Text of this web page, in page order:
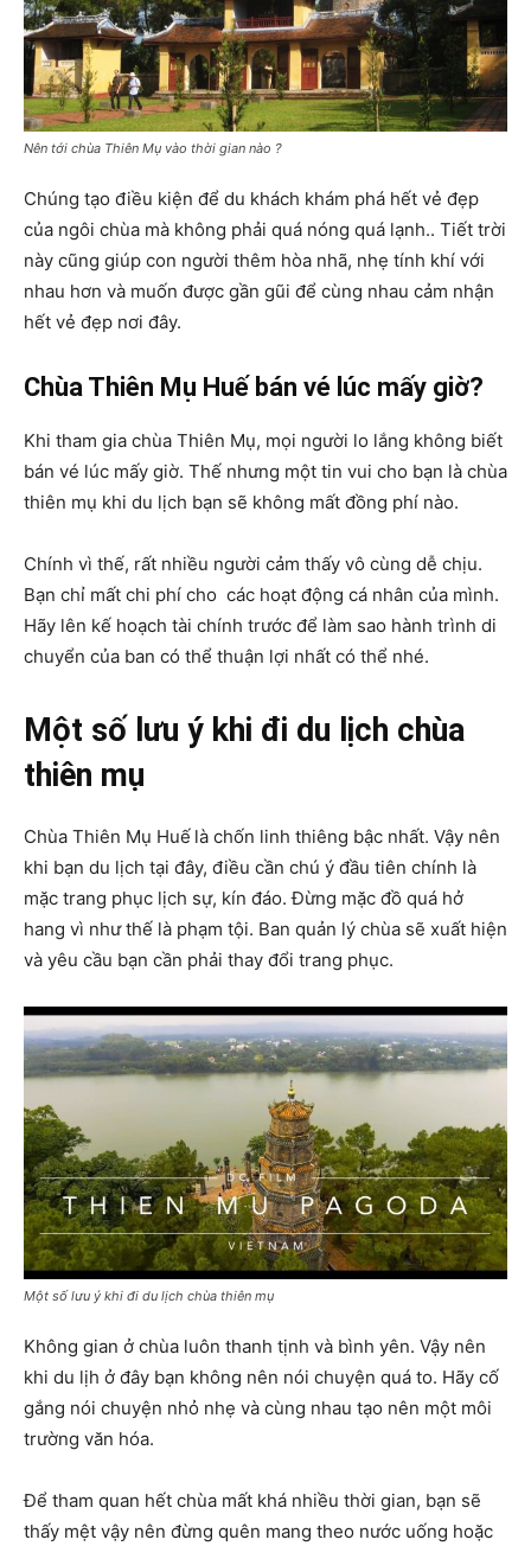
Nên tới chùa Thiên Mụ vào thời gian nào ?
Chúng tạo điều kiện để du khách khám phá hết vẻ đẹp
của ngôi chùa mà không phải quá nóng quá lạnh.. Tiết trời
này cũng giúp con người thêm hòa nhã, nhẹ tính khí với
nhau hơn và muốn được gần gũi để cùng nhau cảm nhận
hết vẻ đẹp nơi đây.
Chùa Thiên Mụ Huế bán vé lúc mấy giờ?
Khi tham gia chùa Thiên Mụ, mọi người lo lắng không biết
bán vé lúc mấy giờ. Thế nhưng một tin vui cho bạn là chùa
thiên mụ khi du lịch bạn sẽ không mất đồng phí nào.
Chính vì thế, rất nhiều người cảm thấy vô cùng dễ chịu.
Bạn chỉ mất chi phí cho các hoạt động cá nhân của mình.
Hãy lên kế hoạch tài chính trước để làm sao hành trình di
chuyển của ban có thể thuận lợi nhất có thể nhé.
Một số lưu ý khi đi du lịch chùa
thiên mụ
Chùa Thiên Mụ Huế là chốn linh thiêng bậc nhất. Vậy nên
khi bạn du lịch tại đây, điều cần chú ý đầu tiên chính là
mặc trang phục lịch sự, kín đáo. Đừng mặc đồ quá hở
hang vì như thế là phạm tội. Ban quản lý chùa sẽ xuất hiện
và yêu cầu bạn cần phải thay đổi trang phục.
Một số lưu ý khi đi du lịch chùa thiên mụ
Không gian ở chùa luôn thanh tịnh và bình yên. Vậy nên
khi du lịh ở đây bạn không nên nói chuyện quá to. Hãy cố
gắng nói chuyện nhỏ nhẹ và cùng nhau tạo nên một môi
trường văn hóa.
Để tham quan hết chùa mất khá nhiều thời gian, bạn sẽ
thấy mệt vậy nên đừng quên mang theo nước uống hoặc